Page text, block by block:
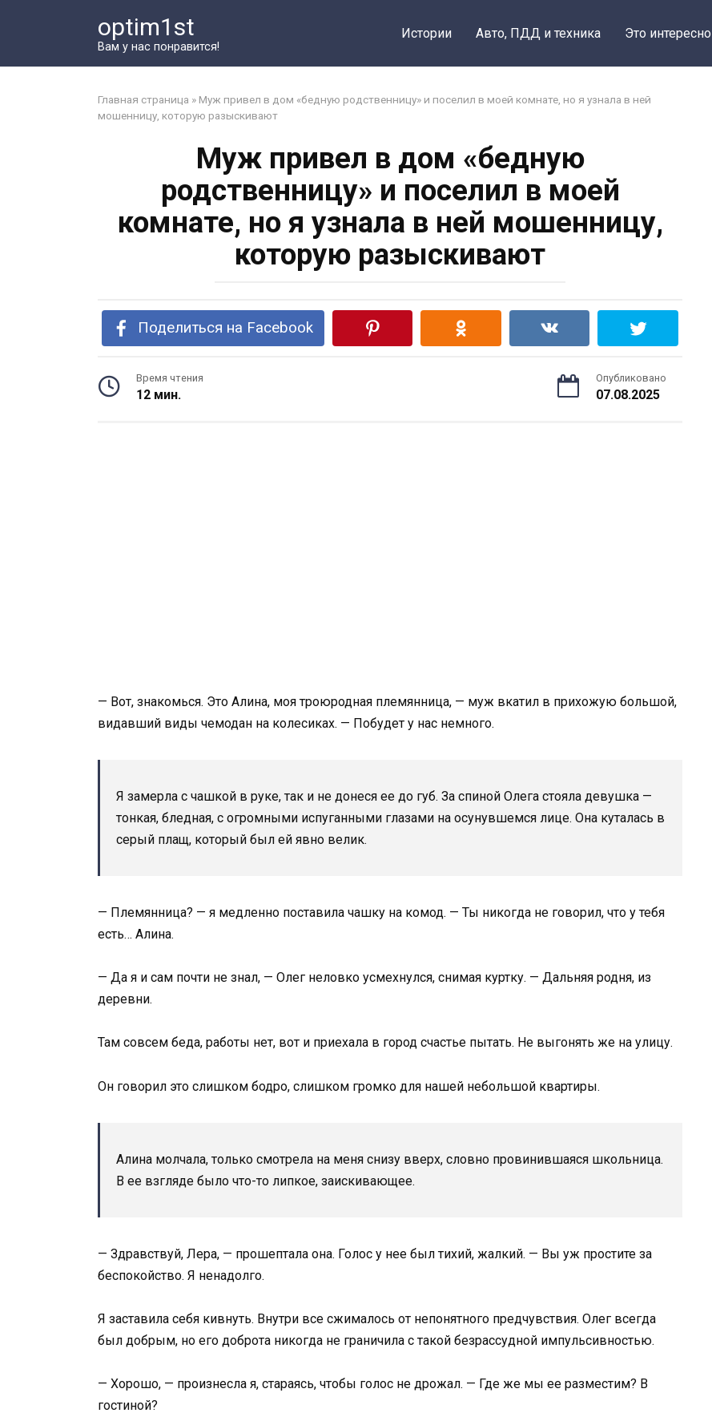
optim1st
Вам у нас понравится!
Истории Авто, ПДД и техника Это интересно
Главная страница » Муж привел в дом «бедную родственницу» и поселил в моей комнате, но я узнала в ней
мошенницу, которую разыскивают
Муж привел в дом «бедную
родственницу» и поселил в моей
комнате, но я узнала в ней мошенницу,
которую разыскивают
Поделиться на Facebook
Время чтения
12 мин.
Опубликовано
07.08.2025
— Вот, знакомься. Это Алина, моя троюродная племянница, — муж вкатил в прихожую большой,
видавший виды чемодан на колесиках. — Побудет у нас немного.
Я замерла с чашкой в руке, так и не донеся ее до губ. За спиной Олега стояла девушка —
тонкая, бледная, с огромными испуганными глазами на осунувшемся лице. Она куталась в
серый плащ, который был ей явно велик.
— Племянница? — я медленно поставила чашку на комод. — Ты никогда не говорил, что у тебя
есть… Алина.
— Да я и сам почти не знал, — Олег неловко усмехнулся, снимая куртку. — Дальняя родня, из
деревни.
Там совсем беда, работы нет, вот и приехала в город счастье пытать. Не выгонять же на улицу.
Он говорил это слишком бодро, слишком громко для нашей небольшой квартиры.
Алина молчала, только смотрела на меня снизу вверх, словно провинившаяся школьница.
В ее взгляде было что-то липкое, заискивающее.
— Здравствуй, Лера, — прошептала она. Голос у нее был тихий, жалкий. — Вы уж простите за
беспокойство. Я ненадолго.
Я заставила себя кивнуть. Внутри все сжималось от непонятного предчувствия. Олег всегда
был добрым, но его доброта никогда не граничила с такой безрассудной импульсивностью.
— Хорошо, — произнесла я, стараясь, чтобы голос не дрожал. — Где же мы ее разместим? В
гостиной?